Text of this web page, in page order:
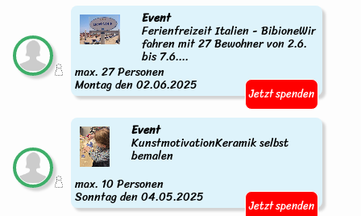
Event
Ferienfreizeit Italien - BibioneWir
fahren mit 27 Bewohner von 2.6.
bis 7.6....
max. 27 Personen
Montag den 02.06.2025 Jetzt spenden
Event
KunstmotivationKeramik selbst
bemalen
max. 10 Personen
Sonntag den 04.05.2025 Jetzt spenden